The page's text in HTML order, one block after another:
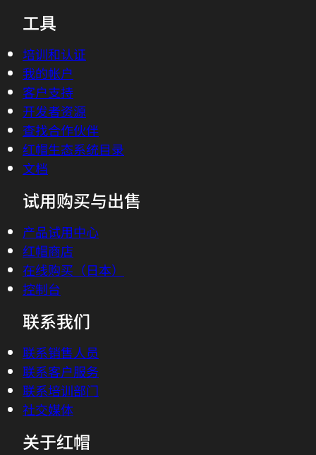
工具
培训和认证
我的帐户
客户支持
开发者资源
查找合作伙伴
红帽生态系统目录
文档
试用购买与出售
产品试用中心
红帽商店
在线购买（日本）
控制台
联系我们
联系销售人员
联系客户服务
联系培训部门
社交媒体
关于红帽